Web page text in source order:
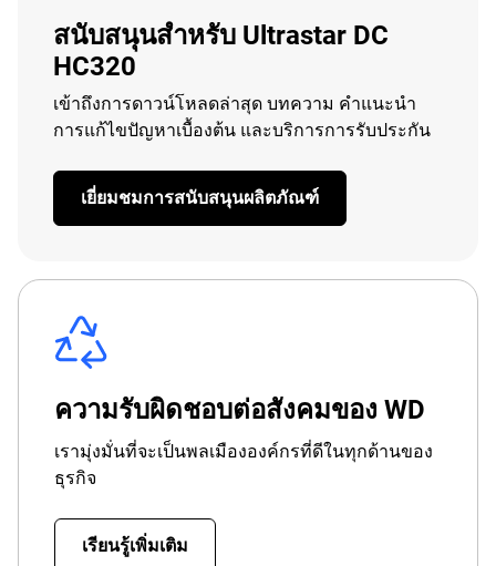
สนับสนุนสำหรับ Ultrastar DC
HC320
เข้าถึงการดาวน์โหลดล่าสุด บทความ คำแนะนำ
การแก้ไขปัญหาเบื้องต้น และบริการการรับประกัน
เยี่ยมชมการสนับสนุนผลิตภัณฑ์
ความรับผิดชอบต่อสังคมของ WD
เรามุ่งมั่นที่จะเป็นพลเมืององค์กรที่ดีในทุกด้านของ
ธุรกิจ
เรียนรู้เพิ่มเติม